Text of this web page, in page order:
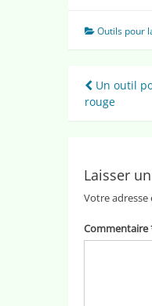
Outils pour
de
Un outil
rouge
Laisser
Votre adresse
Commentaire